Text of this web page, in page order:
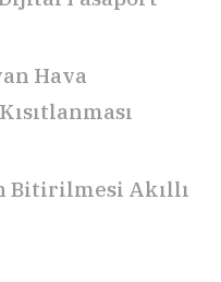
Hava
Bitirilmesi Akıllı